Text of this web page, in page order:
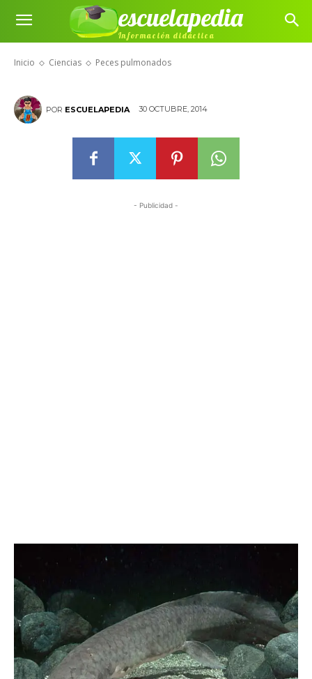
escuelapedia
Información didáctica
Inicio Ciencias Peces pulmonados
Peces pulmonados
POR ESCUELAPEDIA 30 OCTUBRE, 2014
- Publicidad -